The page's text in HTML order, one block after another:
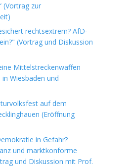
(Vortrag zur
rechtsextrem? AfD-
(Vortrag und Diskussion
Mittelstreckenwaffen
Wiesbaden und
auf dem
(Eröffnung
in Gefahr?
und marktkonforme
und Diskussion mit Prof.